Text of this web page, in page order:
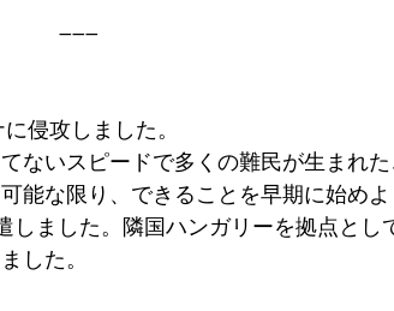
―――
侵攻しました。
ないスピードで多くの難民が生まれ
能な限り、できることを早期に始め
しました。隣国ハンガリーを拠点とし
した。